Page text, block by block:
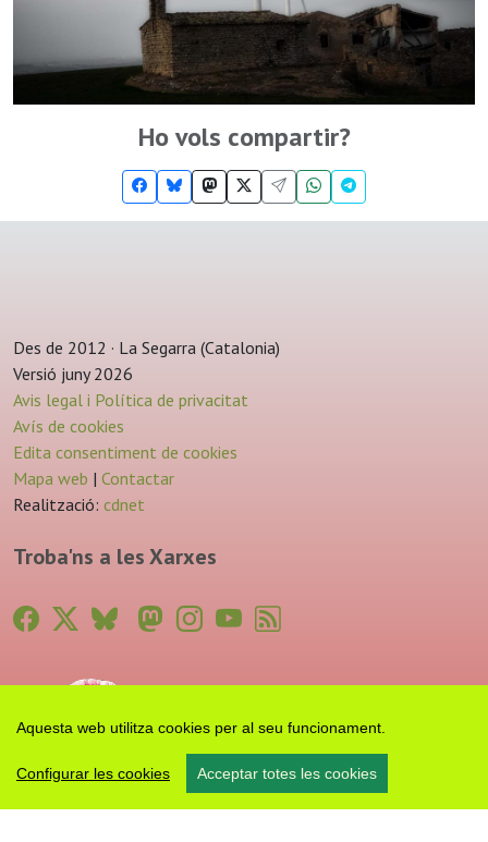
Aquesta web utilitza cookies per al seu funcionament.
Configurar les cookies Acceptar totes les cookies
Ho vols compartir?
Des de 2012 · La Segarra (Catalonia)
Versió juny 2026
Avis legal i Política de privacitat
Avís de cookies
Edita consentiment de cookies
Mapa web | Contactar
Realització: cdnet
Troba'ns a les Xarxes